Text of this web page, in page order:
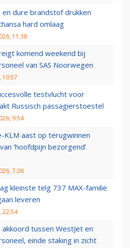
en dure brandstof drukken
hard omlaag
11:38
komend weekend bij
van SAS Noorwegen
10:57
testvlucht voor
Russisch passagierstoestel
9:54
KLM aast op terugwinnen
‘hoofdpijn bezorgend’
7:26
kleinste telg 737 MAX-familie
leveren
22:54
tussen WestJet en
einde staking in zicht